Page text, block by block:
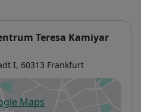
Teresa Kamiyar
I, 60313 Frankfurt
Maps
öffnet in einer neuen